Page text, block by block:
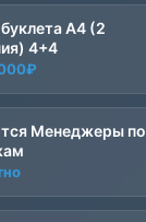
А4 (2
4+4
₽
Менеджеры по